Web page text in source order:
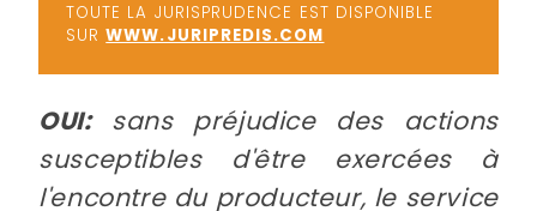
TOUTE LA JURISPRUDENCE EST DISPONIBLE
SURWWW.JURIPREDIS.COM
OUI:sans préjudice des actions
susceptibles d'être exercées à
l'encontre du producteur, le service